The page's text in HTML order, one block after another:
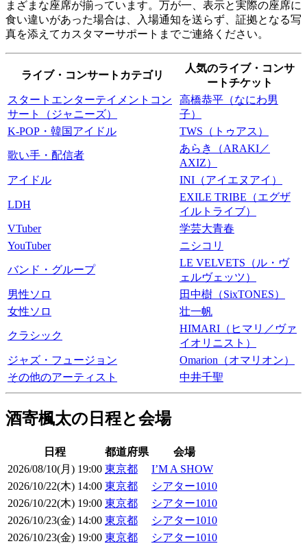
まざまな座席が揃っています。万が一、表示と実際の座席に
食い違いがあった場合は、入場通知を送らず、証拠となる写
真を添えてカスタマーサポートまでご連絡ください。
ライブ・コンサートカテゴリ
人気のライブ・コンサ
ートチケット
スタートエンターテイメントコン
サート（ジャニーズ）
高橋恭平（なにわ男
子）
K-POP・韓国アイドル
TWS（トゥアス）
歌い手・配信者
あらき（ARAKI／
AXIZ）
アイドル
INI（アイエヌアイ）
LDH
EXILE TRIBE（エグザ
イルトライブ）
VTuber
学芸大青春
YouTuber
ニシコリ
バンド・グループ
LE VELVETS（ル・ヴ
ェルヴェッツ）
男性ソロ
田中樹（SixTONES）
女性ソロ
壮一帆
クラシック
HIMARI（ヒマリ／ヴァ
イオリニスト）
ジャズ・フュージョン
Omarion（オマリオン）
その他のアーティスト
中井千聖
酒寄楓太の日程と会場
日程 都道府県
会場
2026/08/10(月) 19:00 東京都
I’M A SHOW
2026/10/22(木) 14:00 東京都
シアター1010
2026/10/22(木) 19:00 東京都
シアター1010
2026/10/23(金) 14:00 東京都
シアター1010
2026/10/23(金) 19:00 東京都
シアター1010